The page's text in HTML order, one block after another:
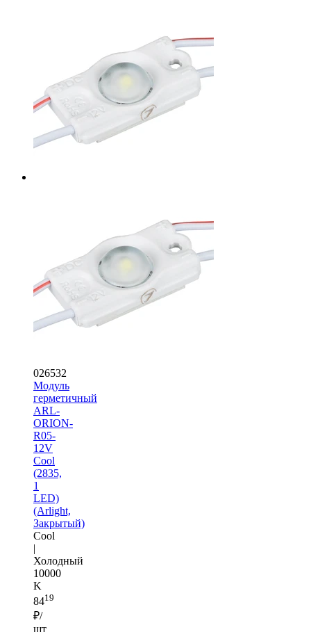
026532
Модуль
герметичный
ARL-
ORION-
R05-
12V
Cool
(2835,
1
LED)
(Arlight,
Закрытый)
Cool
|
Холодный
10000
K
8419
₽/
шт